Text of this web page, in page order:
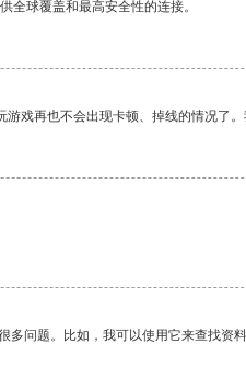
全球覆盖和最高安全性的连接。
戏再也不会出现卡顿、掉线的情况了
多问题。比如，我可以使用它来查找资